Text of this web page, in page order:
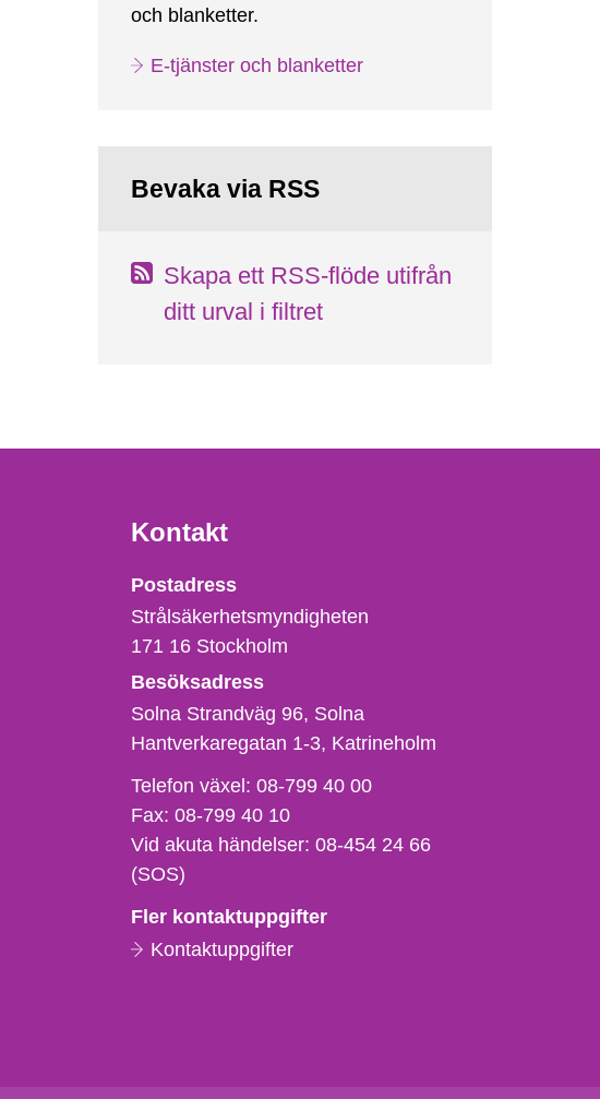
och blanketter.
E-tjänster och blanketter
Bevaka via RSS
Skapa ett RSS-flöde utifrån
ditt urval i filtret
Kontakt
Strålsäkerhetsmyndigheten
Postadress
Strålsäkerhetsmyndigheten
171 16 Stockholm
Besöksadress
Solna Strandväg 96, Solna
Hantverkaregatan 1-3 Katrineholm
Telefon,
fax
och
e-
Telefon växel:08-799 40 00
Fax:08-799 40 10
Vid akuta händelser:08-454 24 66
(SOS)
Fler kontaktuppgifter
Kontaktuppgifter